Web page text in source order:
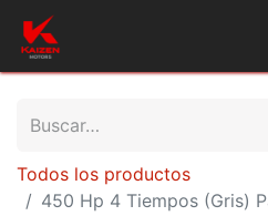
Todos los productos
450 Hp 4 Tiempos (Gris)